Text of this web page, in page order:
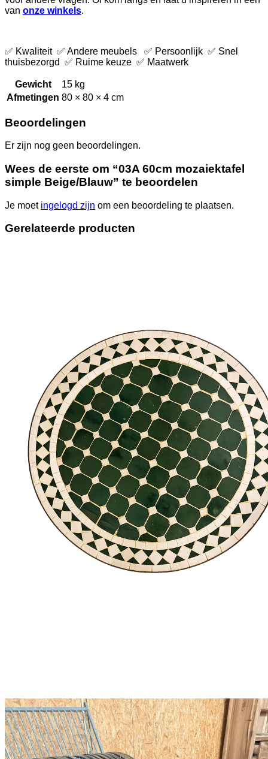
van onze winkels.
✅ Kwaliteit ✅ Andere meubels ✅ Persoonlijk ✅ Snel
thuisbezorgd ✅ Ruime keuze ✅ Maatwerk
Gewicht
15 kg
Afmetingen 80 × 80 × 4 cm
Beoordelingen
Er zijn nog geen beoordelingen.
Wees de eerste om “03A 60cm mozaiektafel
simple Beige/Blauw” te beoordelen
Je moet ingelogd zijn om een beoordeling te plaatsen.
Gerelateerde producten